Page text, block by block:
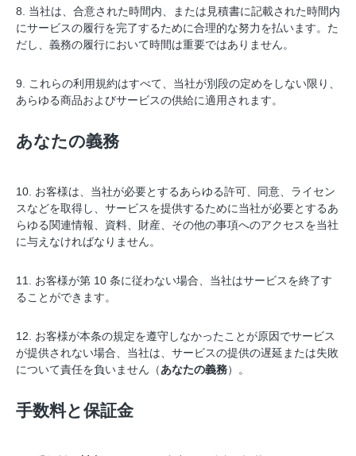
8. 当社は、合意された時間内、または見積書に記載された時間内
にサービスの履行を完了するために合理的な努力を払います。た
だし、義務の履行において時間は重要ではありません。
9. これらの利用規約はすべて、当社が別段の定めをしない限り、
あらゆる商品およびサービスの供給に適用されます。
あなたの義務
10. お客様は、当社が必要とするあらゆる許可、同意、ライセン
スなどを取得し、サービスを提供するために当社が必要とするあ
らゆる関連情報、資料、財産、その他の事項へのアクセスを当社
に与えなければなりません。
11. お客様が第 10 条に従わない場合、当社はサービスを終了す
ることができます。
12. お客様が本条の規定を遵守しなかったことが原因でサービス
が提供されない場合、当社は、サービスの提供の遅延または失敗
について責任を負いません（あなたの義務）。
手数料と保証金